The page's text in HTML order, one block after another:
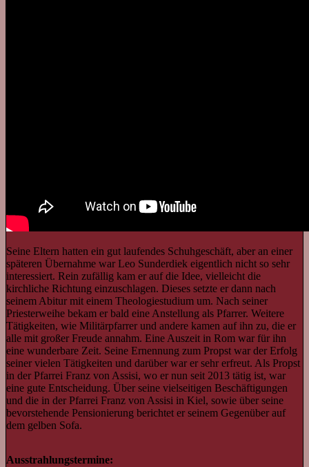
Seine Eltern hatten ein gut laufendes Schuhgeschäft, aber an einer
späteren Übernahme war Leo Sunderdiek eigentlich nicht so sehr
interessiert. Rein zufällig kam er auf die Idee, vielleicht die
kirchliche Richtung einzuschlagen. Dieses setzte er dann nach
seinem Abitur mit einem Theologiestudium um. Nach seiner
Priesterweihe bekam er bald eine Anstellung als Pfarrer. Weitere
Tätigkeiten, wie Militärpfarrer und andere kamen auf ihn zu, die er
alle mit großer Freude annahm. Eine Auszeit in Rom war für ihn
eine wunderbare Zeit. Seine Ernennung zum Propst war der Erfolg
seiner vielen Tätigkeiten und darüber war er sehr erfreut. Als Propst
in der Pfarrei Franz von Assisi, wo er nun seit 2013 tätig ist, war
eine gute Entscheidung. Über seine vielseitigen Beschäftigungen
und die in der Pfarrei Franz von Assisi in Kiel, sowie über seine
bevorstehende Pensionierung berichtet er seinem Gegenüber auf
dem gelben Sofa.
Ausstrahlungstermine: